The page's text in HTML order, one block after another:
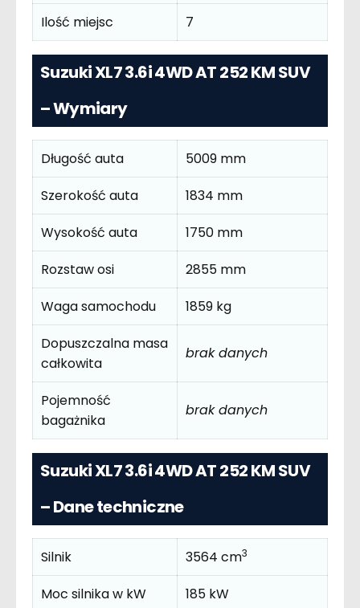
Ilość miejsc
7
Suzuki XL7 3.6i 4WD AT 252 KM SUV
– Wymiary
Długość auta
5009 mm
Szerokość auta
1834 mm
Wysokość auta
1750 mm
Rozstaw osi
2855 mm
Waga samochodu
1859 kg
Dopuszczalna masa
całkowita
brak danych
Pojemność
bagażnika
brak danych
Suzuki XL7 3.6i 4WD AT 252 KM SUV
– Dane techniczne
Silnik 3564 cm3
Moc silnika w kW
185 kW